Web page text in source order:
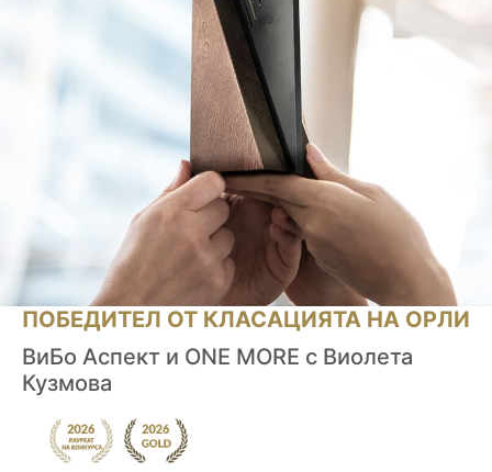
ПОБЕДИТЕЛ ОТ КЛАСАЦИЯТА НА ОРЛИ
ВиБо Аспект и ONE MORE с Виолета
Кузмова